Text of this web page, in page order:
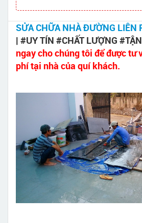
SỬA CHỮA NHÀ ĐƯỜNG LIÊN
| #UY TÍN #CHẤT LƯỢNG
ngay cho chúng tôi để được tư
phí tại nhà của quí khách.